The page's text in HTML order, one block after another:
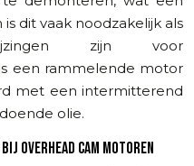
is dit vaak noodzakelijk als
zijn voor
een rammelende motor
met een intermitterend
olie.
OVERHEAD CAM MOTOREN